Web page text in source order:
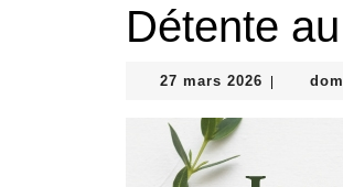
Détente
27 mars 2026 27